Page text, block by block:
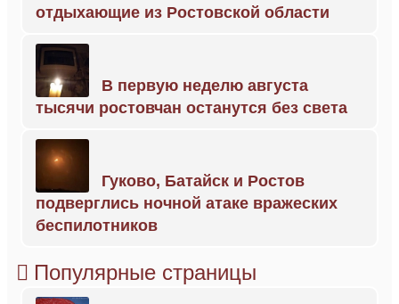
отдыхающие из Ростовской области
В первую неделю августа
тысячи ростовчан останутся без света
Гуково, Батайск и Ростов
подверглись ночной атаке вражеских
беспилотников
Популярные страницы